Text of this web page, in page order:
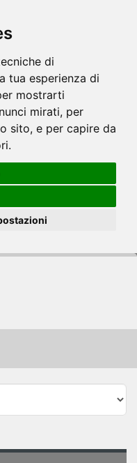
di
tua esperienza di
mostrarti
mirati, per
sito, e per capire da